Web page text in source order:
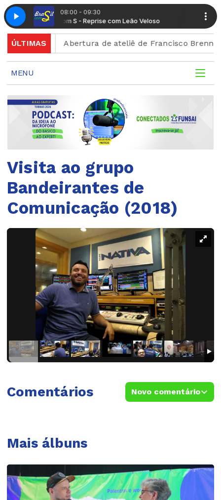
08:00 - 09:30
Brasil com S - Reprise com Leão Veloso Brasil
Radio Conectados com Suplemento Musical Radio
ÚLTIMASAbertura de ateliê de Francisco Brennand
MENU
Visita ao grupo
Bandeirantes de
Comunicação (2018)
Mais álbuns
Comentários Novo comentário